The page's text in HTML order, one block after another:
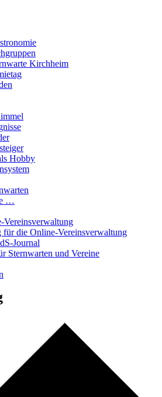
Kirchheim
Hobby
…
für die Online-Vereinsverwaltung
Journal
Sternwarten und Vereine